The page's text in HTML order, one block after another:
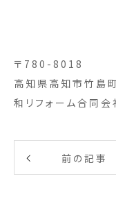
〒780-8018
高知県高知市竹
和リフォーム合同
前の記事